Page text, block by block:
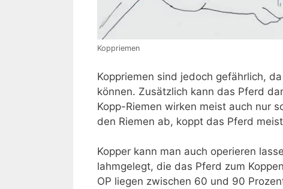
Koppriemen
Koppriemen sind jedoch gefährlich,
können. Zusätzlich kann das Pferd
Kopp-Riemen wirken meist auch nur
den Riemen ab, koppt das Pferd
Kopper kann man auch operieren
lahmgelegt, die das Pferd zum
OP liegen zwischen 60 und 90